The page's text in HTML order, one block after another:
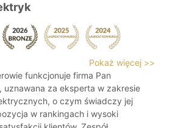
Pokaż więcej >>
funkcjonuje firma Pan
uznawana za eksperta w zakresie
o czym świadczy jej
w rankingach i wysoki